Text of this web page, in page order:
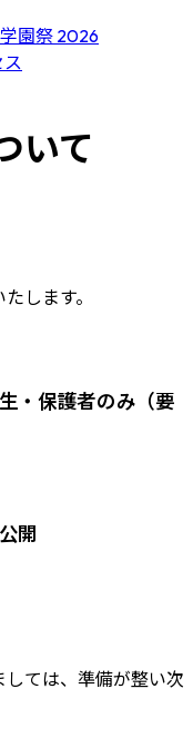
園祭 2026
ス
いて
します。
・保護者のみ（要
開
ては、準備が整い次